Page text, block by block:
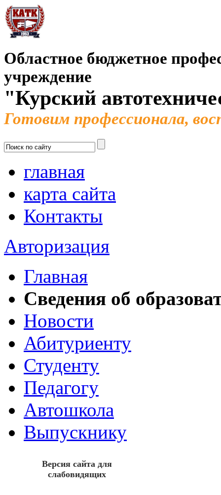
Областное бюджетное
учреждение
"Курский
Готовим профессионала,
главная
карта сайта
Контакты
Авторизация
Главная
Сведения об
Новости
Абитуриенту
Студенту
Педагогу
Автошкола
Выпускнику
Версия сайта для
слабовидящих